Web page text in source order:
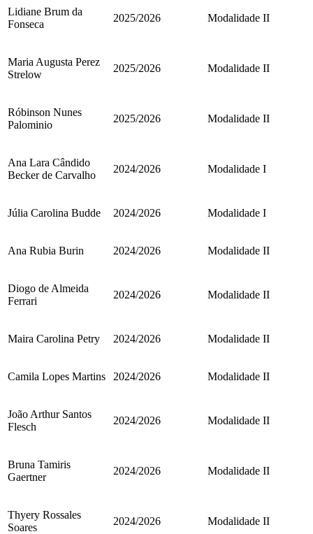
Lidiane Brum da
Fonseca
2025/2026 Modalidade II
Maria Augusta Perez
Strelow
2025/2026 Modalidade II
Róbinson Nunes
Palominio
2025/2026 Modalidade II
Ana Lara Cândido
Becker de Carvalho
2024/2026 Modalidade I
Júlia Carolina Budde 2024/2026 Modalidade I
Ana Rubia Burin 2024/2026 Modalidade II
Diogo de Almeida
Ferrari
2024/2026 Modalidade II
Maira Carolina Petry 2024/2026 Modalidade II
Camila Lopes Martins 2024/2026 Modalidade II
João Arthur Santos
Flesch
2024/2026 Modalidade II
Bruna Tamiris
Gaertner
2024/2026 Modalidade II
Thyery Rossales
Soares
2024/2026 Modalidade II